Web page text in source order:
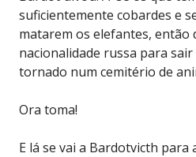
suficientemente cobardes e
matarem os elefantes, então
nacionalidade russa para
tornado num cemitério de
Ora toma!
E lá se vai a Bardotvicth para